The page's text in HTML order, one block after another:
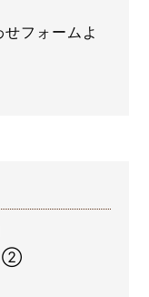
フォームよ
②